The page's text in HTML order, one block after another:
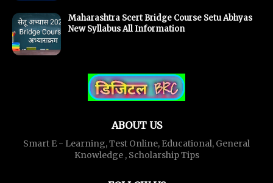
Maharashtra Scert Bridge Course Setu Abhyas
New Syllabus All Information
ABOUT US
Smart E - Learning, Test Online, Educational, General
Knowledge , Scholarship Tips